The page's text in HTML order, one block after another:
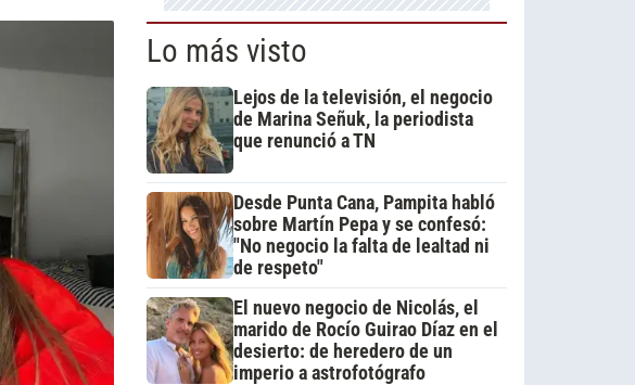
Lo más visto
Lejos de la televisión, el negocio
de Marina Señuk, la periodista
que renunció a TN
Desde Punta Cana, Pampita habló
sobre Martín Pepa y se confesó:
"No negocio la falta de lealtad ni
de respeto"
El nuevo negocio de Nicolás, el
marido de Rocío Guirao Díaz en el
desierto: de heredero de un
imperio a astrofotógrafo